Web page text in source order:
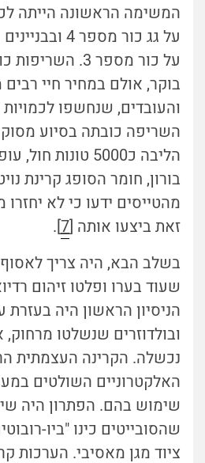
המשימה הראשונה הייתה
על גג כור
על כור מספר 3.
בוקר, אולם במחיר חיי
והעובדים, שנחשפו
השריפה כובתה בסיוע
הליבה כ5000
בורון, חומר הסופג קרינת
מהטייסים ידעו כי לא
זאת ביצעו אותה [7
].
בשלב הבא, היה צריך
שעוד בערו ופלטו זיהום
הניסיון הראשון היה בעזרת
ובולדוזרים שנשלטו מרחוק,
נכשלה. הקרינה העצמתית
האלקטרוניים השולטים
שימוש בהם. הפתרון היה
שהסובייטים כינו "ביו-
ציוד מגן מאסיבי. הערכות